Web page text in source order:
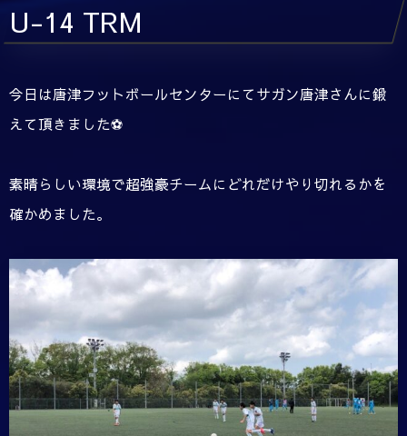
U-14 TRM
今日は唐津フットボールセンターにてサガン唐津さんに鍛
えて頂きました⚽️
素晴らしい環境で超強豪チームにどれだけやり切れるかを
確かめました。